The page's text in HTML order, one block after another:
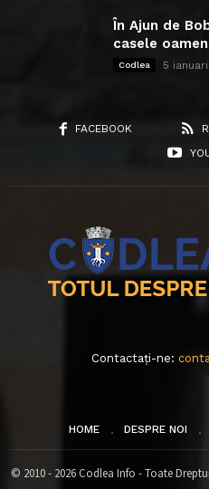
În Ajun de
casele
Codlea 5
FACEBOOK
Contactați-ne:
HOME DESPRE NOI
© 2010 - 2026 Codlea Info - Toate